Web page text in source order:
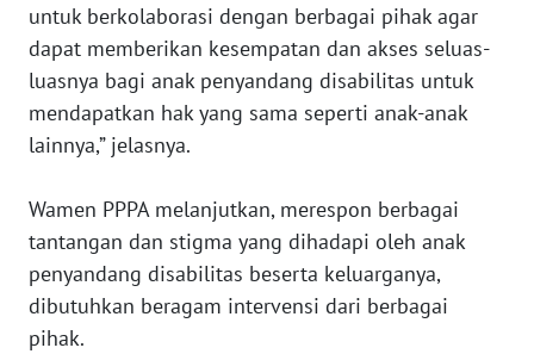
untuk berkolaborasi dengan berbagai pihak agar
dapat memberikan kesempatan dan akses seluas-
luasnya bagi anak penyandang disabilitas untuk
mendapatkan hak yang sama seperti anak-anak
lainnya,” jelasnya.
Wamen PPPA melanjutkan, merespon berbagai
tantangan dan stigma yang dihadapi oleh anak
penyandang disabilitas beserta keluarganya,
dibutuhkan beragam intervensi dari berbagai
pihak.
WN
SERAMBI
WN
JAMBI
WN
WN
NTB